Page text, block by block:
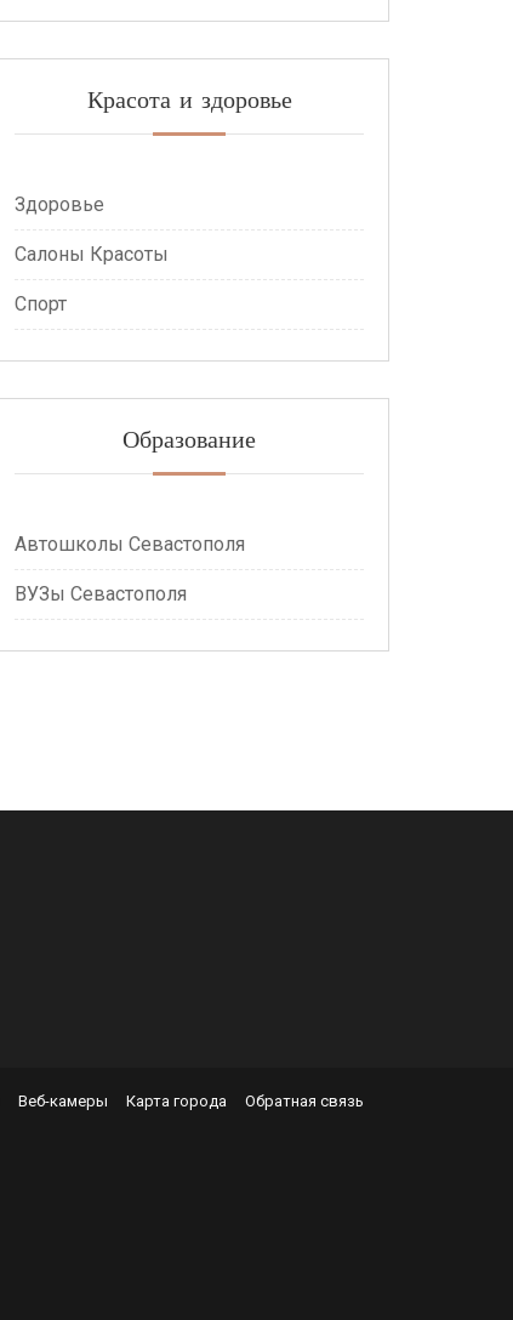
Красота и здоровье
Здоровье
Салоны Красоты
Спорт
Образование
Автошколы Севастополя
ВУЗы Севастополя
Веб-камеры Карта города Обратная связь